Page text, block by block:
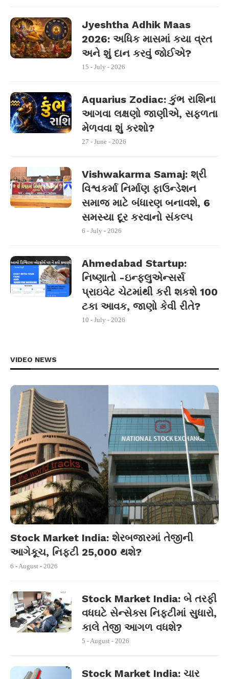
Jyeshtha Adhik Maas
2026: અધિક માસમાં કયા વ્રત
અને શું દાન કરવું જોઈએ?
15 - July - 2026
Aquarius Zodiac: કુંભ રાશિના
આગવા લક્ષણો જાણીએ, સફળતા
મેળવવા શું કરશો?
27 - June - 2026
Vishwakarma Samaj: શ્રી
વિશ્વકર્મા નિર્માણ ફાઉન્ડેશન
સમાજ માટે બંધારણ બનાવશે, 6
સમસ્યા દૂર કરવાનો સંકલ્પ
6 - July - 2026
Ahmedabad Startup:
નિષ્ણાતો -ઇન્ફ્લુએન્સર્સ
પ્રાઇવેટ ચેટમાંથી કરી શકશે 100
ટકા આવક, જાણો કેવી રીતે?
10 - July - 2026
VIDEO NEWS
Stock Market India: શેરબજારમાં તેજીની
આગેકૂચ, નિફ્ટી 25,000 થશે?
6 - August - 2026
Stock Market India: બે તરફી
વધઘટે સેન્સેક્સ નિફ્ટીમાં સુધારો,
કાલે તેજી આગળ વધશે?
5 - August - 2026
Stock Market India: ચાર